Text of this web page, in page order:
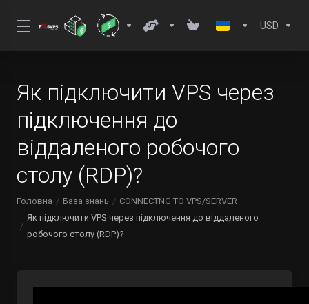
USD
Як підключити VPS через
підключення до
віддаленого робочого
столу (RDP)?
Головна База знань
CONNECTNG TO VPS/SERVER
Як підключити VPS через підключення до віддаленого
робочого столу (RDP)?